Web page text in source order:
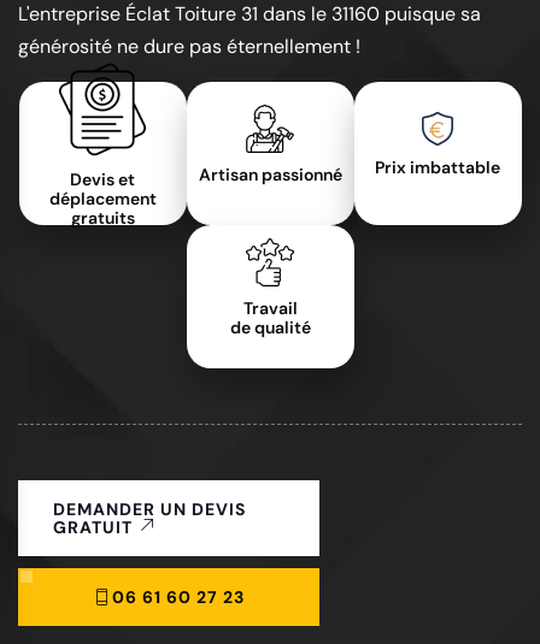
L'entreprise Éclat Toiture 31 dans le 31160 puisque sa
générosité ne dure pas éternellement !
Devis et
déplacement
gratuits
Artisan passionné Prix imbattable
Travail
de qualité
DEMANDER UN DEVIS
GRATUIT
06 61 60 27 23